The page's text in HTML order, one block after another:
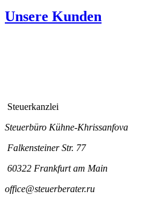
Unsere Kunden
Steuerkanzlei
Steuerbüro Kühne-Khrissanfova
Falkensteiner Str. 77
60322 Frankfurt am Main
office@steuerberater.ru